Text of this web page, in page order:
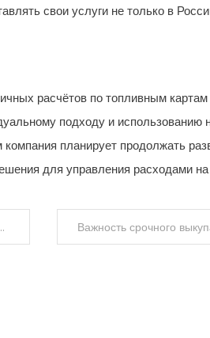
свои услуги не только в
расчётов по топливным
подходу и использованию
планирует продолжать
для управления расходами на